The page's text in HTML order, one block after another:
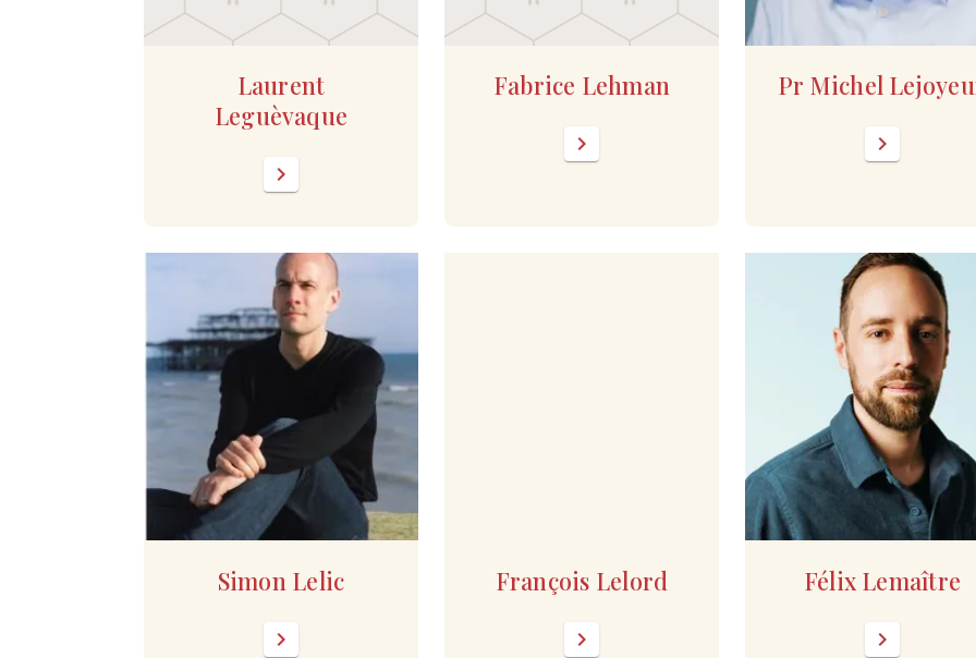
Laurent
Leguèvaque
chevron_right
Fabrice Lehman
chevron_right
Pr Michel
chevron_right
Simon Lelic
chevron_right
François Lelord
chevron_right
Félix Lemaître
chevron_right